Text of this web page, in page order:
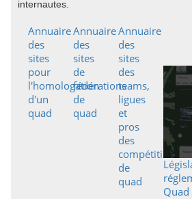
internautes.
Annuaire
des
sites
pour
l'homologation
d'un
quad
Annuaire
des
sites
de
fédérations
de
quad
Annuaire
des
sites
des
teams,
ligues
et
pros
des
compétitions
de
quad
Quad